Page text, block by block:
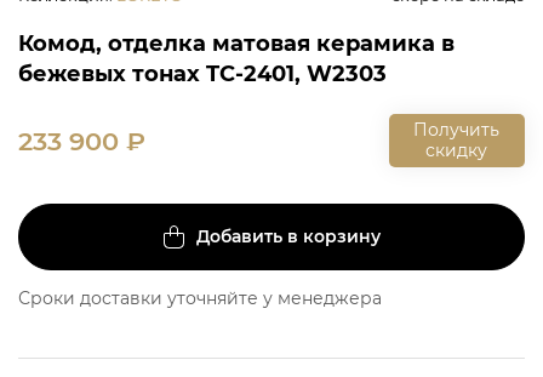
Комод, отделка матовая керамика в
бежевых тонах TC-2401, W2303
233 900 ₽
Получить
скидку
Добавить в корзину
Сроки доставки уточняйте у менеджера